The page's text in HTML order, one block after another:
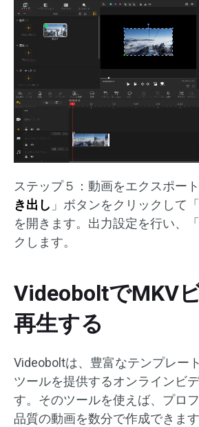
ステップ５：動画をエクスポー
き出し 」ボタンをクリックして「
を開きます。出力設定を行い、「
クします。
VideoboltでMKV
再生する
Videoboltは、豊富なテンプレー
ツールを提供するオンラインビ
す。そのツールを使えば、プロ
品質の動画を数分で作成できま